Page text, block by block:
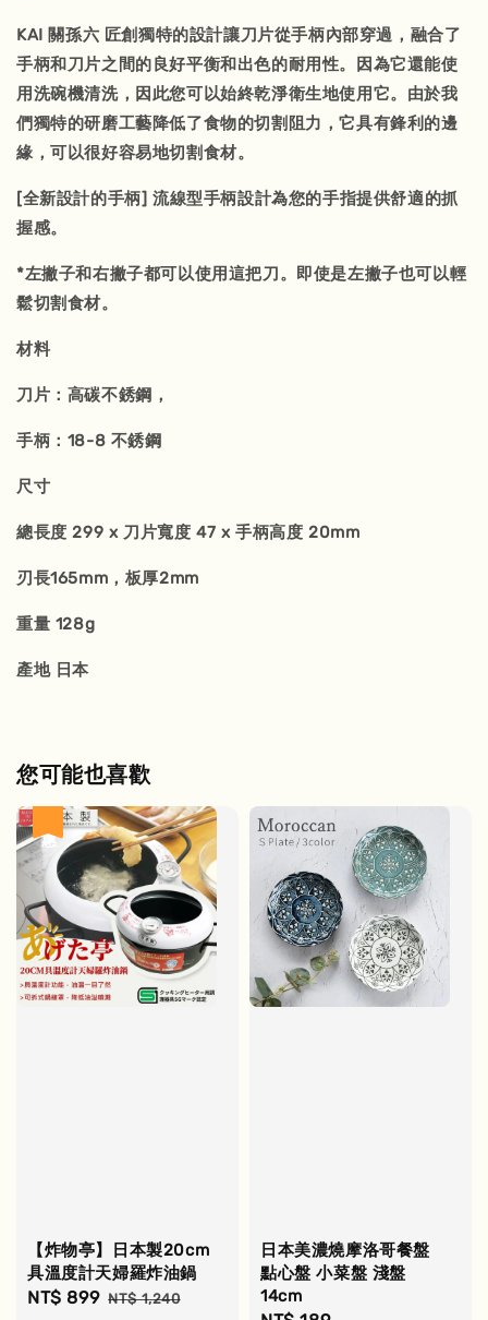
KAI 關孫六 匠創獨特的設計讓刀片從手柄內部穿過，融合了
手柄和刀片之間的良好平衡和出色的耐用性。因為它還能使
用洗碗機清洗，因此您可以始終乾淨衛生地使用它。由於我
們獨特的研磨工藝降低了食物的切割阻力，它具有鋒利的邊
緣，可以很好容易地切割食材。
[全新設計的手柄] 流線型手柄設計為您的手指提供舒適的抓
握感。
*左撇子和右撇子都可以使用這把刀。即使是左撇子也可以輕
鬆切割食材。
材料
刀片：高碳不銹鋼，
手柄：18-8 不銹鋼
尺寸
總長度 299 x 刀片寬度 47 x 手柄高度 20mm
刃長165mm，板厚2mm
重量 128g
產地 日本
您可能也喜歡
【炸物亭】日本製20cm
具溫度計天婦羅炸油鍋
Sale
NT$ 899 Regular
NT$ 1,240
日本美濃燒摩洛哥餐盤
點心盤 小菜盤 淺盤
14cm